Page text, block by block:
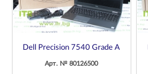
Dell Precision 7540 Grade A
Арт. № 80126500